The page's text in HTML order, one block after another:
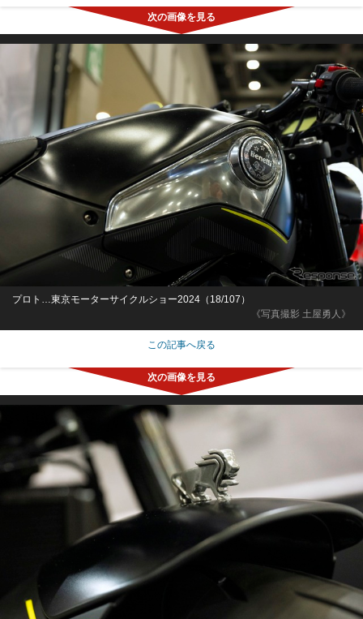
《写真撮影 土屋勇人》
プロト…東京モーターサイクルショー2024（18/107）
この記事へ戻る